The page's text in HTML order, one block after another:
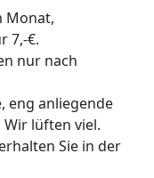
Monat,
7,-€.
nur nach
eng anliegende
lüften viel.
Sie in der